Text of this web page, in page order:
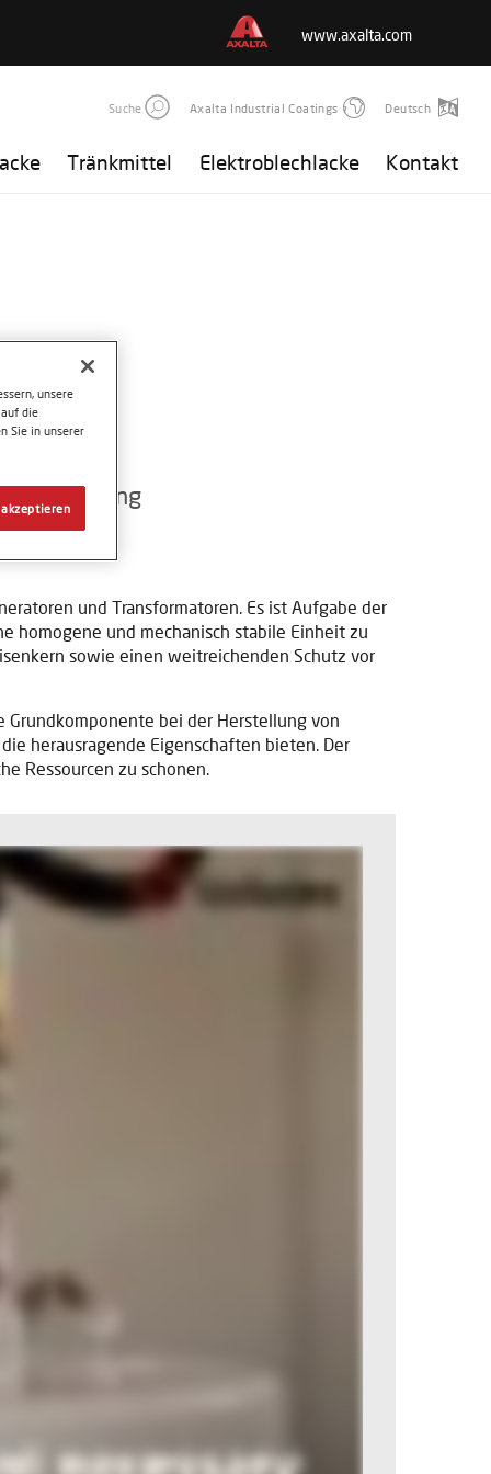
www.axalta.com
Suche Axalta Industrial Coatings Deutsch
Tränkmittel Elektroblechlacke Kontakt
Isolierung
und Transformatoren. Es ist Aufgabe der
homogene und mechanisch stabile Einheit zu
sowie einen weitreichenden Schutz vor
bei der Herstellung von
herausragende Eigenschaften bieten. Der
Ressourcen zu schonen.
unsere
die
Sie in unserer
akzeptieren